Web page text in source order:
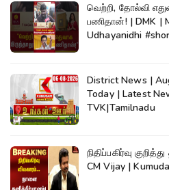
வெற்றி, தோல்வி
பணிதான்! | DMK |
Udhayanidhi
District News |
Today | Latest
TVK|Tamilnadu
நிதிப்பகிர்வு
CM Vijay |